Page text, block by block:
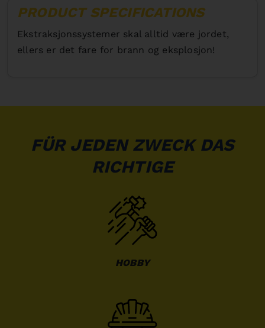
PRODUCT SPECIFICATIONS
Ekstraksjonssystemer skal alltid være jordet,
ellers er det fare for brann og eksplosjon!
FÜR JEDEN ZWECK DAS
RICHTIGE
HOBBY